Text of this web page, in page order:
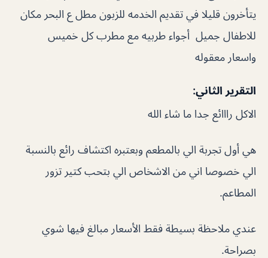
يتأخرون قليلا في تقديم الخدمه للزبون مطل ع البحر مكان
للاطفال جميل أجواء طربيه مع مطرب كل خميس
واسعار معقوله
التقرير الثاني:
الاكل رااائع جدا ما شاء الله
هي أول تجربة الي بالمطعم وبعتبره اكتشاف رائع بالنسبة
الي خصوصا اني من الاشخاص الي بتحب كتير تزور
المطاعم.
عندي ملاحظة بسيطة فقط الأسعار مبالغ فيها شوي
بصراحة.